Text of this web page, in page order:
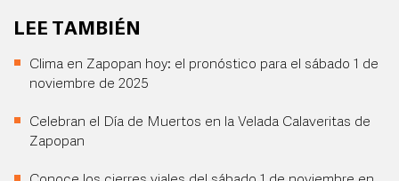
LEE TAMBIÉN
Clima en Zapopan hoy: el pronóstico para el sábado 1 de
noviembre de 2025
Celebran el Día de Muertos en la Velada Calaveritas de
Zapopan